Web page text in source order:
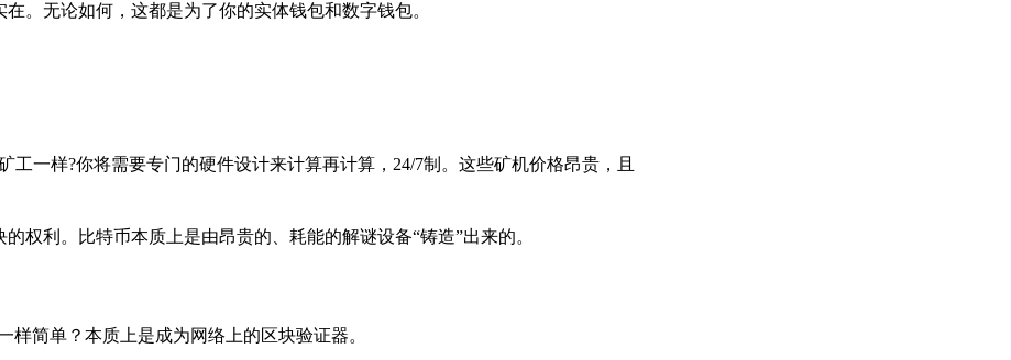
。无论如何，这都是为了你的实体钱包和数字钱包。
一样?你将需要专门的硬件设计来计算再计算，24/7制。这些矿机价格昂贵，且
权利。比特币本质上是由昂贵的、耗能的解谜设备“铸造”出来的。
简单？本质上是成为网络上的区块验证器。